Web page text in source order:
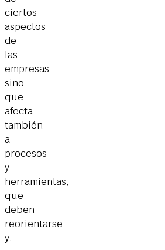
ciertos
aspectos
de
las
empresas
sino
que
afecta
también
a
procesos
y
herramientas,
que
deben
reorientarse
y,